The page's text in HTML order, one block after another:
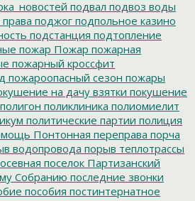
подвал подвоз воды
поджог подпольное казино
подстанция подтопление
пожар Пожар пожарная
пожарный кроссфит
пожароопасный сезон пожары
на дачу взятки покушение
полигон поликлиника полиомиелит
политические партии полиция
Понтонная переправа порча
водопровода порыв теплотрассы
поселок Партизанский
Собранию последние звонки
пособия постинтернатное